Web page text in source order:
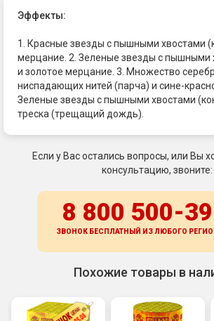
Эффекты:
1. Красные звезды с пышными хвостами
мерцание. 2. Зеленые звезды с пышными
и золотое мерцание. 3. Множество
ниспадающих нитей (парча) и сине-
Зеленые звезды с пышными хвостами
треска (трещащий дождь).
Если у Вас остались вопросы, или Вы
консультацию, звоните:
8 800 500-
ЗВОНОК БЕСПЛАТНЫЙ ИЗ ЛЮБОГО
Похожие товары в